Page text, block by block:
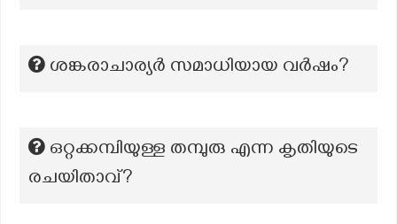
ശങ്കരാചാര്യർ സമാധിയായ വർഷം?
ഒറ്റക്കമ്പിയുള്ള തമ്പുരു എന്ന കൃതിയുടെ
രചയിതാവ്?